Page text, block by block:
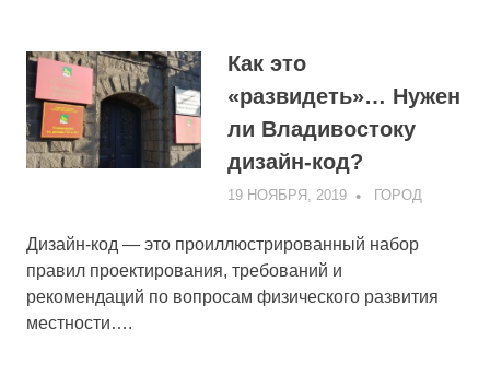
Как это
«развидеть»… Нужен
ли Владивостоку
дизайн-код?
19 НОЯБРЯ, 2019 ADMIN
ГОРОД
Дизайн-код — это проиллюстрированный набор
правил проектирования, требований и
рекомендаций по вопросам физического развития
местности….